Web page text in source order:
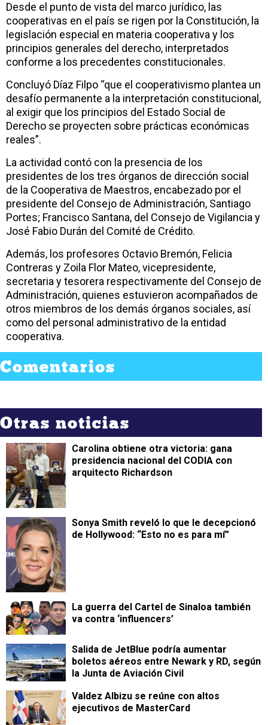
Desde el punto de vista del marco jurídico, las
cooperativas en el país se rigen por la Constitución, la
legislación especial en materia cooperativa y los
principios generales del derecho, interpretados
conforme a los precedentes constitucionales.
Concluyó Díaz Filpo “que el cooperativismo plantea un
desafío permanente a la interpretación constitucional,
al exigir que los principios del Estado Social de
Derecho se proyecten sobre prácticas económicas
reales”.
La actividad contó con la presencia de los
presidentes de los tres órganos de dirección social
de la Cooperativa de Maestros, encabezado por el
presidente del Consejo de Administración, Santiago
Portes; Francisco Santana, del Consejo de Vigilancia y
José Fabio Durán del Comité de Crédito.
Además, los profesores Octavio Bremón, Felicia
Contreras y Zoila Flor Mateo, vicepresidente,
secretaria y tesorera respectivamente del Consejo de
Administración, quienes estuvieron acompañados de
otros miembros de los demás órganos sociales, así
como del personal administrativo de la entidad
cooperativa.
Comentarios
Otras noticias
Carolina obtiene otra victoria: gana
presidencia nacional del CODIA con
arquitecto Richardson
Sonya Smith reveló lo que le decepcionó
de Hollywood: “Esto no es para mí”
La guerra del Cartel de Sinaloa también
va contra ‘influencers’
Salida de JetBlue podría aumentar
boletos aéreos entre Newark y RD, según
la Junta de Aviación Civil
Valdez Albizu se reúne con altos
ejecutivos de MasterCard